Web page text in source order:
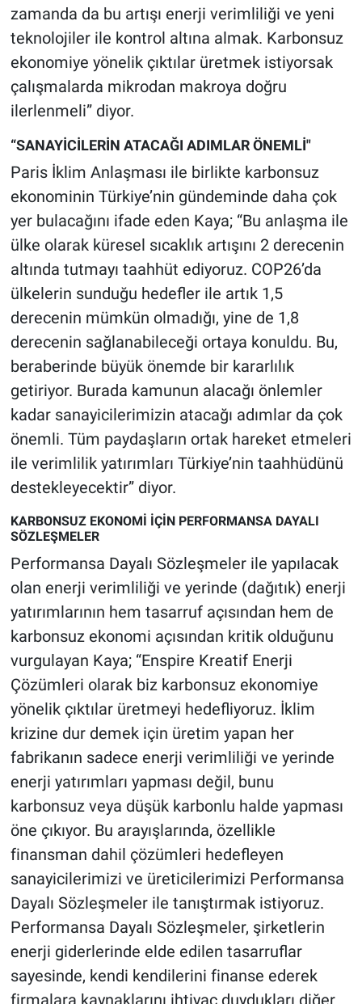
zamanda da bu artışı enerji verimliliği ve yeni
teknolojiler ile kontrol altına almak. Karbonsuz
ekonomiye yönelik çıktılar üretmek istiyorsak
çalışmalarda mikrodan makroya doğru
ilerlenmeli” diyor.
“SANAYİCİLERİN ATACAĞI ADIMLAR ÖNEMLİ"
Paris İklim Anlaşması ile birlikte karbonsuz
ekonominin Türkiye’nin gündeminde daha çok
yer bulacağını ifade eden Kaya; “Bu anlaşma ile
ülke olarak küresel sıcaklık artışını 2 derecenin
altında tutmayı taahhüt ediyoruz. COP26’da
ülkelerin sunduğu hedefler ile artık 1,5
derecenin mümkün olmadığı, yine de 1,8
derecenin sağlanabileceği ortaya konuldu. Bu,
beraberinde büyük önemde bir kararlılık
getiriyor. Burada kamunun alacağı önlemler
kadar sanayicilerimizin atacağı adımlar da çok
önemli. Tüm paydaşların ortak hareket etmeleri
ile verimlilik yatırımları Türkiye’nin taahhüdünü
destekleyecektir” diyor.
KARBONSUZ EKONOMİ İÇİN PERFORMANSA DAYALI
SÖZLEŞMELER
Performansa Dayalı Sözleşmeler ile yapılacak
olan enerji verimliliği ve yerinde (dağıtık) enerji
yatırımlarının hem tasarruf açısından hem de
karbonsuz ekonomi açısından kritik olduğunu
vurgulayan Kaya; “Enspire Kreatif Enerji
Çözümleri olarak biz karbonsuz ekonomiye
yönelik çıktılar üretmeyi hedefliyoruz. İklim
krizine dur demek için üretim yapan her
fabrikanın sadece enerji verimliliği ve yerinde
enerji yatırımları yapması değil, bunu
karbonsuz veya düşük karbonlu halde yapması
öne çıkıyor. Bu arayışlarında, özellikle
finansman dahil çözümleri hedefleyen
sanayicilerimizi ve üreticilerimizi Performansa
Dayalı Sözleşmeler ile tanıştırmak istiyoruz.
Performansa Dayalı Sözleşmeler, şirketlerin
enerji giderlerinde elde edilen tasarruflar
sayesinde, kendi kendilerini finanse ederek
firmalara kaynaklarını ihtiyaç duydukları diğer